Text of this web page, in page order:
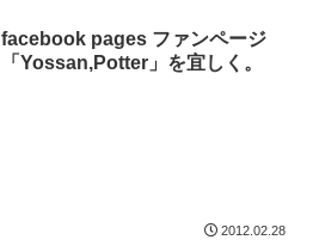
facebook pages ファンページ
「Yossan,Potter」を宜しく。
2012.02.28